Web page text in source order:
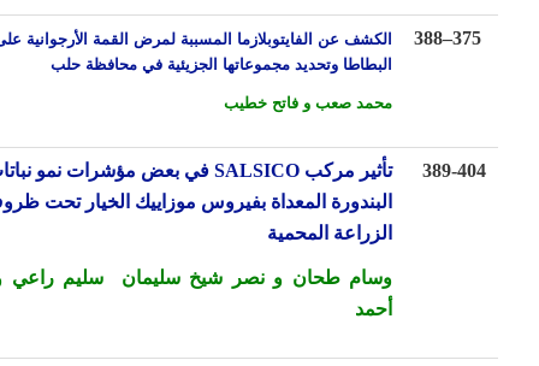
388
الكشف عن الفايتوبلازما المسببة لمرض القمة الأرجوانية على محصول
وتحديد مجموعاتها الجزيئية في محافظة حلب
محمد صعب و فاتح خطيب
389- تأثير مركب SALSICOفي بعض مؤشرات نمو نباتات
البندورة المعداة بفيروس موزاييك الخيار تحت ظروف
الزراعة المحمية
وسام طحان و نصر شيخ سليمان سليم راعي و
حسان